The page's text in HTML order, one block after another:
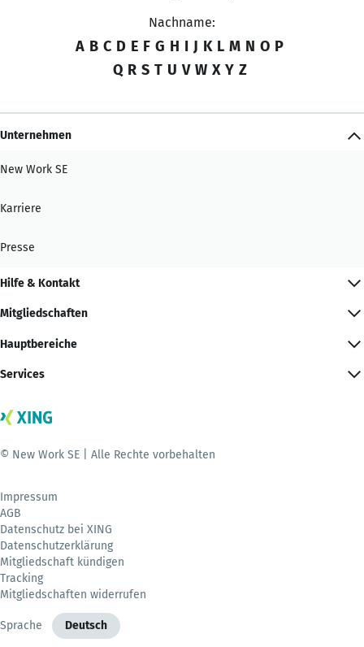
Nachname:
A B C D E F G H I J K L M N O P
Q R S T U V W X Y Z
Unternehmen
New Work SE
Karriere
Presse
Hilfe & Kontakt
Mitgliedschaften
Hauptbereiche
Services
© New Work SE | Alle Rechte vorbehalten
Impressum
AGB
Datenschutz bei XING
Datenschutzerklärung
Mitgliedschaft kündigen
Tracking
Mitgliedschaften widerrufen
Sprache Deutsch